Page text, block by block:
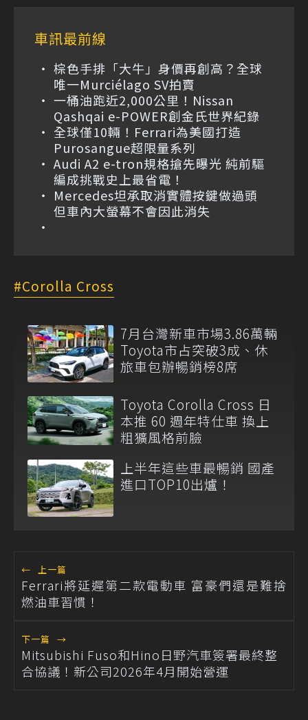
車訊最前線
棕色手排「大牛」身價再創高？全球
唯一Murciélago SV拍賣
一桶油跑近2,000公里！Nissan
Qashqai e-POWER創金氏世界紀錄
全球僅10輛！Ferrari為美國打造
Purosangue超限量系列
Audi A2 e-tron規格搶先曝光 純前驅
編成挑戰史上最省電！
Mercedes坦承取消實體按鍵做過頭
但車內大螢幕不會因此消失
Corolla Cross
7月台灣新車市場3.86萬輛
Toyota市占突破3成、休
旅車包辦暢銷榜8席
Toyota Corolla Cross 日
本推 60 週年特仕車 換上
粗獷風格前臉
上半年這些車最暢銷 國產
進口TOP10出爐！
← 上一篇
Ferrari將延遲第二款電動車 富豪們還是難捨
燃油車習慣！
下一篇 →
Mitsubishi Fuso和Hino日野汽車簽署最終整
合協議！新公司2026年4月開始營運